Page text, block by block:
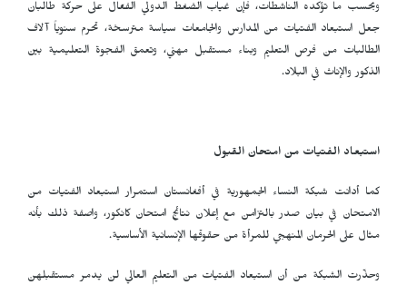
وبحسب ما تؤكده الناشطات، فإن غياب الضغط الدولي الفعّال على حركة طالبان
جعل استبعاد الفتيات من المدارس والجامعات سياسة مترسخة، تحرم سنوياً آلاف
الطالبات من فرص التعليم وبناء مستقبل مهني، وتعمق الفجوة التعليمية بين
الذكور والإناث في البلاد.
استبعاد الفتيات من امتحان القبول
كما أدانت شبكة النساء الجمهورية في أفغانستان استمرار استبعاد الفتيات من
الامتحان في بيان صدر بالتزامن مع إعلان نتائج امتحان كانكور، واصفة ذلك بأنه
مثال على الحرمان المنهجي للمرأة من حقوقها الإنسانية الأساسية.
وحذّرت الشبكة من أن استبعاد الفتيات من التعليم العالي لن يدمر مستقبلهن